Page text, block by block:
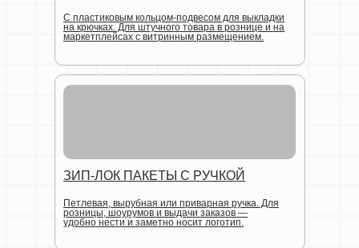
ЗИП-ЛОК ПАКЕТЫ С РУЧКОЙ
Петлевая, вырубная или приварная ручка. Для
розницы, шоурумов и выдачи заказов —
удобно нести и заметно носит логотип.
С пластиковым кольцом-подвесом для выкладки
на крючках. Для штучного товара в рознице и на
маркетплейсах с витринным размещением.